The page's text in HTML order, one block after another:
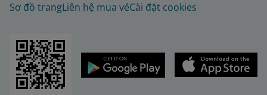
Sơ đồ trangLiên hệ mua véCài đặt cookies